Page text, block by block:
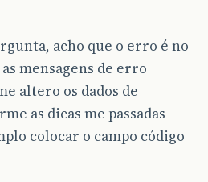
acho que o erro é no
mensagens de erro
altero os dados de
as dicas me passadas
colocar o campo código